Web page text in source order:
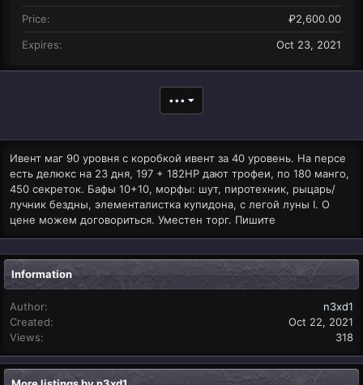
Price
₽2,600.00
Expires
Oct 23, 2021
•••
Ивент маг 90 уровня с коробкой ивент за 40 уровень. На персе
есть делюкс на 23 дня, 197 + 182HP дают трофеи, по 180 манго,
450 секреток. Бафы 10+10, морфы: шут, пиротехник, рыцарь/
лучник бездны, элементалистка купидона, с легой луны I. О
цене можем договориться. Уместен торг. Пишите
Information
Author
n3xd1
Created
Oct 22, 2021
Views
318